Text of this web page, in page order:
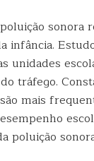
infância.
unidades
tráfego.
mais